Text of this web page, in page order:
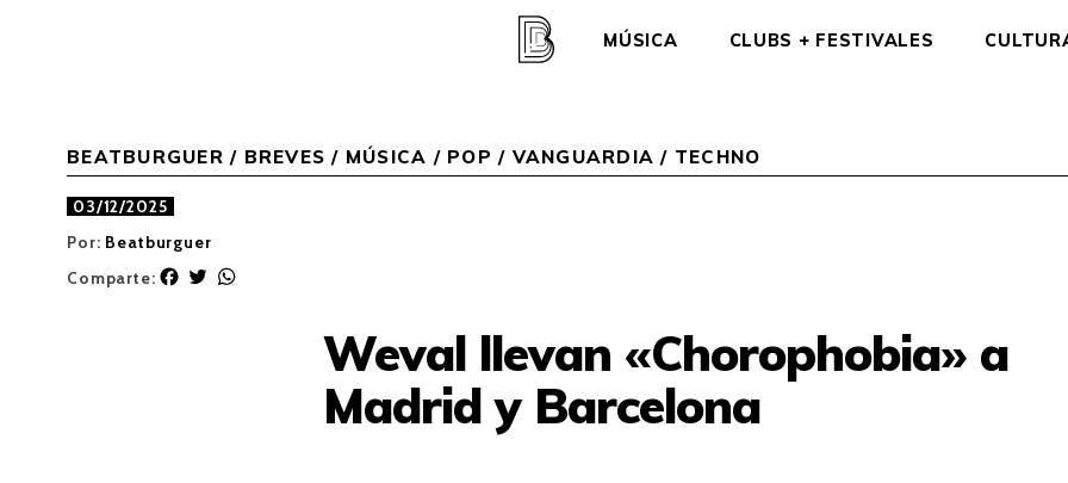
MÚSICA CLUBS + FESTIVALES
BEATBURGUER / BREVES / MÚSICA / POP / VANGUARDIA / TECHNO
03/12/2025
Por: Beatburguer
Comparte:
F
T
Weval llevan «Chorophobia» a
Madrid y Barcelona